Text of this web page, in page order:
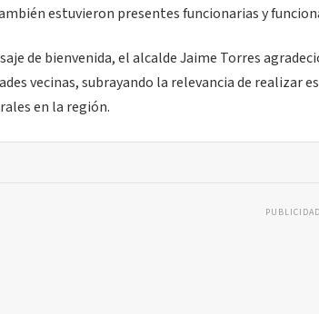
estuvieron presentes funcionarias y
de bienvenida, el alcalde Jaime Torres
vecinas, subrayando la relevancia de realizar
en la región.
PUBLICIDAD